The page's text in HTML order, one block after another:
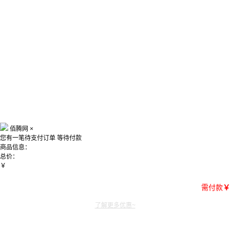
佰腾网 ×
您有一笔待支付订单 等待付款
商品信息：
总价：
￥
需付款￥
了解更多优惠~